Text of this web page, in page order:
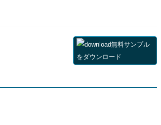
無料サンプル
をダウンロード